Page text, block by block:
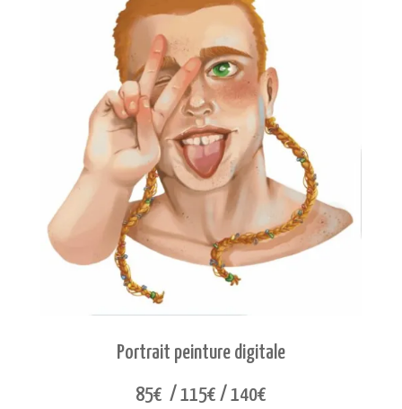
Portrait peinture digitale
85€ / 115€ / 140€